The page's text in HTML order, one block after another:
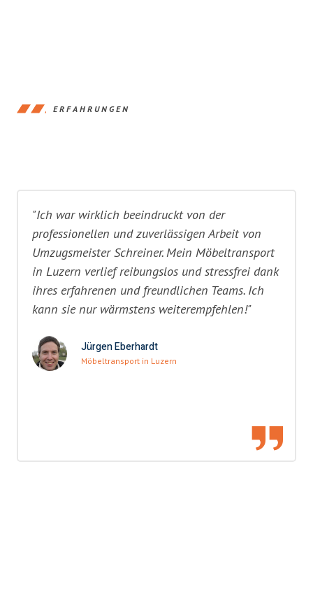
ERFAHRUNGEN
"Ich war wirklich beeindruckt von der
professionellen und zuverlässigen Arbeit von
Umzugsmeister Schreiner. Mein Möbeltransport
in Luzern verlief reibungslos und stressfrei dank
ihres erfahrenen und freundlichen Teams. Ich
kann sie nur wärmstens weiterempfehlen!"
Jürgen Eberhardt
Möbeltransport in Luzern